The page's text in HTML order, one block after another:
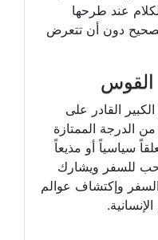
عند طرحها
دون أن تتعرض
القوس
القادر على
الدرجة الممتازة
سياسياً أو مذيعاً
محب للسفر ويشارك
وإكتشاف عوالم